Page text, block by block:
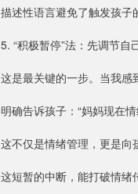
描述性语言避免了触发孩子
5. “积极暂停”法：先调节自
这是最关键的一步。当我感
明确告诉孩子：“妈妈现在
这不仅是情绪管理，更是向
这短暂的中断，能打破情绪